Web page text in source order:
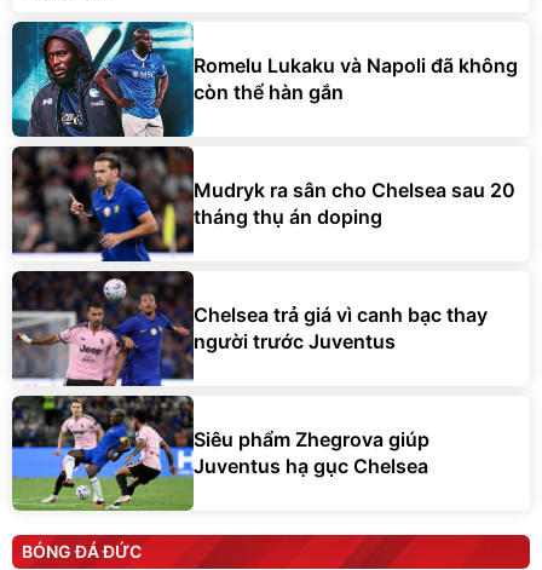
Romelu Lukaku và Napoli đã không
còn thể hàn gắn
Mudryk ra sân cho Chelsea sau 20
tháng thụ án doping
Chelsea trả giá vì canh bạc thay
người trước Juventus
Siêu phẩm Zhegrova giúp
Juventus hạ gục Chelsea
BÓNG ĐÁ ĐỨC